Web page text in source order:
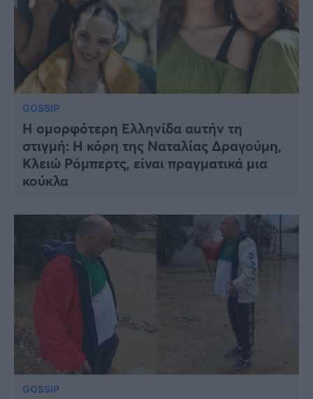
GOSSIP
Η ομορφότερη Ελληνίδα αuτήν τη
στιγμή: Η κόρη της Ναταλίας Δραγούμη,
Κλειώ Ρόμπερτς, είναι πραγματικά μια
κούκλα
GOSSIP